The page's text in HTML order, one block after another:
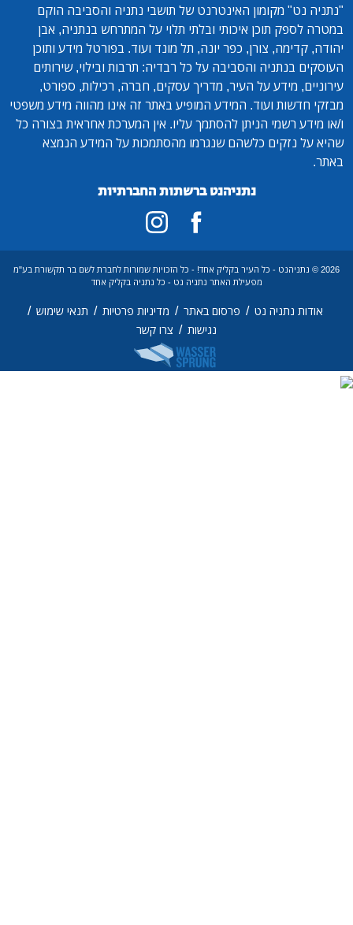
"נתניה נט" מקומון האינטרנט של תושבי נתניה והסביבה הוקם
במטרה לספק תוכן איכותי ובלתי תלוי על המתרחש בנתניה, אבן
יהודה, קדימה, צורן, כפר יונה, תל מונד ועוד. בפורטל מידע ותוכן
העוסקים בנתניה והסביבה על כל רבדיה: תרבות ובילוי, שירותים
עירוניים, מידע על העיר, מדריך עסקים, חברה, רכילות, ספורט,
מבזקי חדשות ועוד. המידע המופיע באתר זה אינו מהווה מידע משפטי
ו/או מידע רשמי הניתן להסתמך עליו. אין המערכת אחראית בצורה כל
שהיא על נזקים כלשהם שנגרמו מהסתמכות על המידע הנמצא
באתר.
נתניהנט ברשתות החברתיות
2026 © נתניהנט - כל העיר בקליק אחד! - כל הזכויות שמורות לחברת לשם בר תקשורת בע"מ
מפעילת האתר נתניה נט - כל נתניה בקליק אחד
אודות נתניה נט / פרסום באתר / מדיניות פרטיות / תנאי שימוש /
נגישות / צרו קשר